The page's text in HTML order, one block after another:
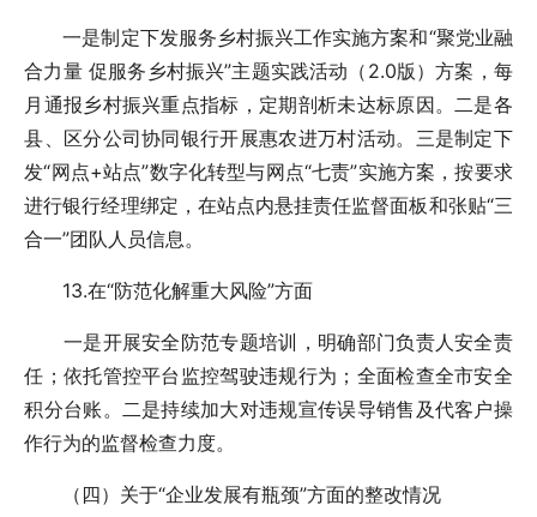
一是制定下发服务乡村振兴工作实施方案和“聚党业融
合力量 促服务乡村振兴”主题实践活动（2.0版）方案，每
月通报乡村振兴重点指标，定期剖析未达标原因。二是各
县、区分公司协同银行开展惠农进万村活动。三是制定下
发“网点+站点”数字化转型与网点“七责”实施方案，按要求
进行银行经理绑定，在站点内悬挂责任监督面板和张贴“三
合一”团队人员信息。
13.在“防范化解重大风险”方面
一是开展安全防范专题培训，明确部门负责人安全责
任；依托管控平台监控驾驶违规行为；全面检查全市安全
积分台账。二是持续加大对违规宣传误导销售及代客户操
作行为的监督检查力度。
（四）关于“企业发展有瓶颈”方面的整改情况